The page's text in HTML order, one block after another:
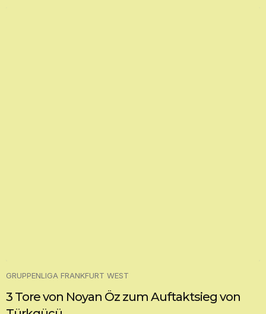
GRUPPENLIGA FRANKFURT WEST
3 Tore von Noyan Öz zum Auftaktsieg von